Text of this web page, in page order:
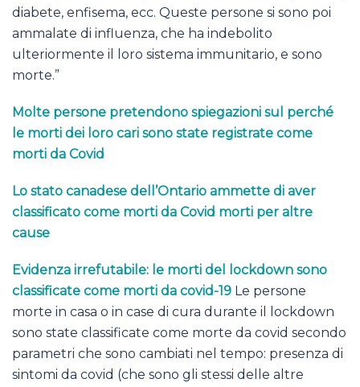
diabete, enfisema, ecc. Queste persone si sono poi
ammalate di influenza, che ha indebolito
ulteriormente il loro sistema immunitario, e sono
morte.”
Molte persone pretendono spiegazioni sul perché
le morti dei loro cari sono state registrate come
morti da Covid
Lo stato canadese dell’Ontario ammette di aver
classificato come morti da Covid morti per altre
cause
Evidenza irrefutabile: le morti del lockdown sono
classificate come morti da covid-19 Le persone
morte in casa o in case di cura durante il lockdown
sono state classificate come morte da covid secondo
parametri che sono cambiati nel tempo: presenza di
sintomi da covid (che sono gli stessi delle altre